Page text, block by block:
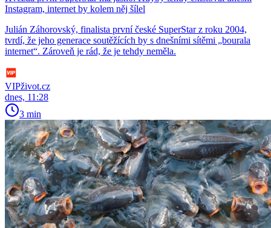
Instagram, internet by kolem něj šílel
Julián Záhorovský, finalista první české SuperStar z roku 2004,
tvrdí, že jeho generace soutěžících by s dnešními sítěmi „bourala
internet“. Zároveň je rád, že je tehdy neměla.
VIPživot.cz
dnes, 11:28
3 min